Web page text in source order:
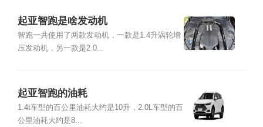
起亚智跑是啥发动机
智跑一共使用了两款发动机，一款是1.4升涡轮增
压发动机，另一款是2.0...
起亚智跑的油耗
1.4t车型的百公里油耗大约是10升，2.0L车型的百
公里油耗大约是8...